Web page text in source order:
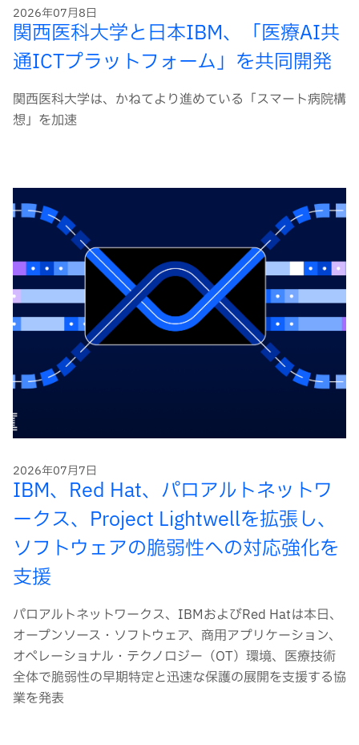
2026年07月8日
関西医科大学と日本IBM、「医療AI共
通ICTプラットフォーム」を共同開発
関西医科大学は、かねてより進めている「スマート病院構
想」を加速
2026年07月7日
IBM、Red Hat、パロアルトネットワ
ークス、Project Lightwellを拡張し、
ソフトウェアの脆弱性への対応強化を
支援
パロアルトネットワークス、IBMおよびRed Hatは本日、
オープンソース・ソフトウェア、商用アプリケーション、
オペレーショナル・テクノロジー（OT）環境、医療技術
全体で脆弱性の早期特定と迅速な保護の展開を支援する協
業を発表